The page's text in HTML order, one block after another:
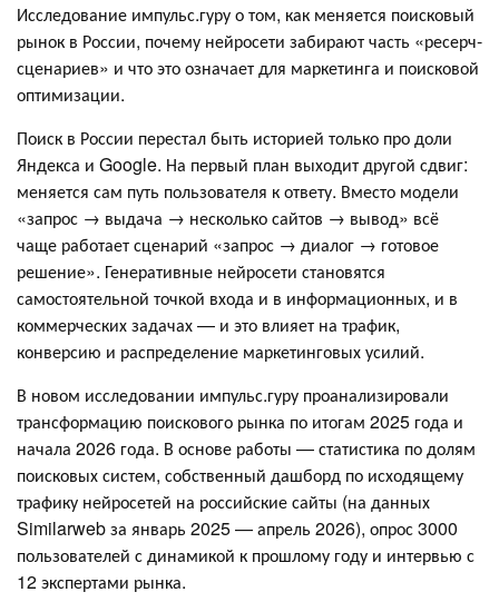
Исследование импульс.гуру о том, как меняется поисковый
рынок в России, почему нейросети забирают часть «ресерч-
сценариев» и что это означает для маркетинга и поисковой
оптимизации.
Поиск в России перестал быть историей только про доли
Яндекса и Google. На первый план выходит другой сдвиг:
меняется сам путь пользователя к ответу. Вместо модели
«запрос → выдача → несколько сайтов → вывод» всё
чаще работает сценарий «запрос → диалог → готовое
решение». Генеративные нейросети становятся
самостоятельной точкой входа и в информационных, и в
коммерческих задачах — и это влияет на трафик,
конверсию и распределение маркетинговых усилий.
В новом исследовании импульс.гуру проанализировали
трансформацию поискового рынка по итогам 2025 года и
начала 2026 года. В основе работы — статистика по долям
поисковых систем, собственный дашборд по исходящему
трафику нейросетей на российские сайты (на данных
Similarweb за январь 2025 — апрель 2026), опрос 3000
пользователей с динамикой к прошлому году и интервью с
12 экспертами рынка.